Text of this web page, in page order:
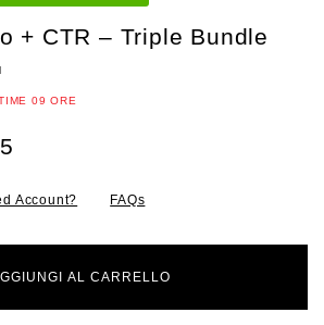
+ CTR – Triple Bundle
09 ORE
Account? FAQs
AL CARRELLO